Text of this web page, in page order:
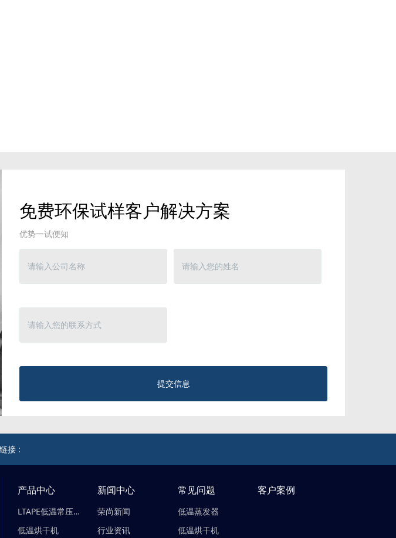
免费环保试样客户解决方案
优势一试便知
提交信息
接 :
产品中心
LTAPE低温常压蒸发器
低温烘干机
新闻中心
荣尚新闻
行业资讯
常见问题
低温蒸发器
低温烘干机
客户案例